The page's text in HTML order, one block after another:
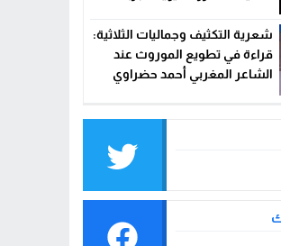
وآسيا”
شعرية التكثيف وجماليات الثلاثية:
قراءة في تطويع الموروث عند
الشاعر المغربي أحمد حضراوي